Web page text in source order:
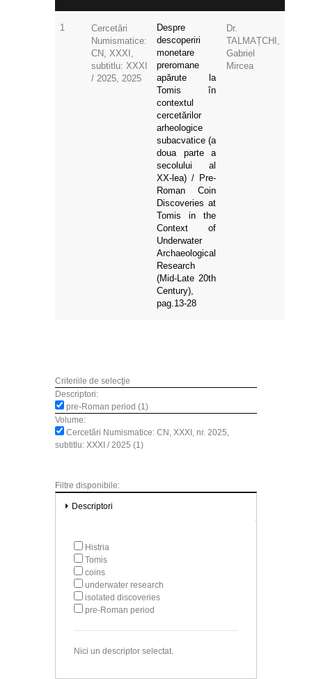
1
Cercetări
Numismatice:
CN, XXXI,
subtitlu: XXXI
/ 2025, 2025
Despre
descoperiri
monetare
preromane
apărute la
Tomis în
contextul
cercetărilor
arheologice
subacvatice (a
doua parte a
secolului al
XX-lea) / Pre-
Roman Coin
Discoveries at
Tomis in the
Context of
Underwater
Archaeological
Research
(Mid-Late 20th
Century),
pag.13-28
Dr.
TALMAȚCHI,
Gabriel
Mircea
Criteriile de selecţie
Descriptori:
pre-Roman period (1)
Volume:
Cercetări Numismatice: CN, XXXI, nr. 2025,
subtitlu: XXXI / 2025 (1)
Filtre disponibile:
Descriptori
Histria
Tomis
coins
underwater research
isolated discoveries
pre-Roman period
Nici un descriptor selectat.